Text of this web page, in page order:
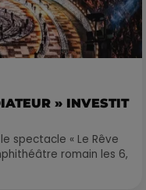
» INVESTIT
spectacle « Le Rêve
romain les 6,